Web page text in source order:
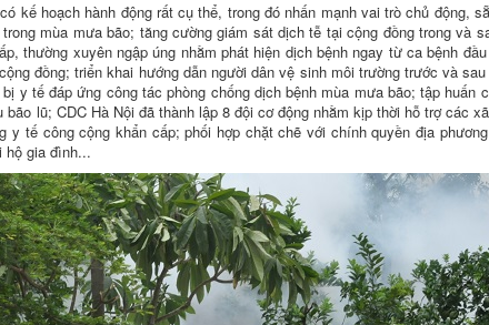
kế hoạch hành động rất cụ thể, trong đó nhấn mạnh vai trò chủ động,
mùa mưa bão; tăng cường giám sát dịch tễ tại cộng đồng trong và
thường xuyên ngập úng nhằm phát hiện dịch bệnh ngay từ ca bệnh
đồng; triển khai hướng dẫn người dân vệ sinh môi trường trước và
y tế đáp ứng công tác phòng chống dịch bệnh mùa mưa bão; tập huấn
lũ; CDC Hà Nội đã thành lập 8 đội cơ động nhằm kịp thời hỗ trợ các
y tế công cộng khẩn cấp; phối hợp chặt chẽ với chính quyền địa
hộ gia đình...